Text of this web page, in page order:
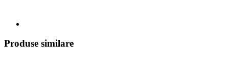
Produse similare